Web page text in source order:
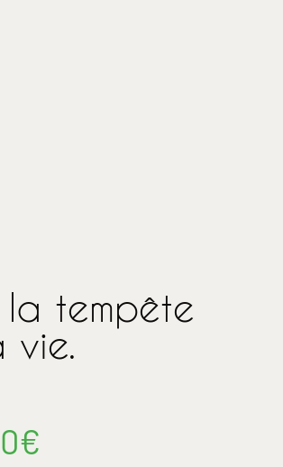
la tempête
vie.
€